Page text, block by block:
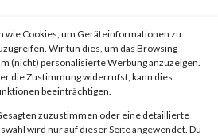
wie Cookies, um Geräteinformationen zu
Wir tun dies, um das Browsing-
(nicht) personalisierte Werbung anzuzeigen.
die Zustimmung widerrufst, kann dies
beeinträchtigen.
zuzustimmen oder eine detaillierte
wird nur auf dieser Seite angewendet. Du
21887)